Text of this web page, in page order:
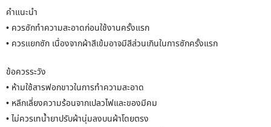
คำแนะนำ
• ควรซักทำความสะอาดก่อนใช้งานครั้งแรก
• ควรแยกซัก เนื่องจากผ้าสีเข้มอาจมีสีส่วนเกินในการซักครั้งแรก
ข้อควรระวัง
• ห้ามใช้สารฟอกขาวในการทำความสะอาด
• หลีกเลี่ยงความร้อนจากเปลวไฟและของมีคม
• ไม่ควรเทน้ำยาปรับผ้านุ่มลงบนผ้าโดยตรง